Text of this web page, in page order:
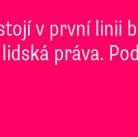
v první linii
práva.